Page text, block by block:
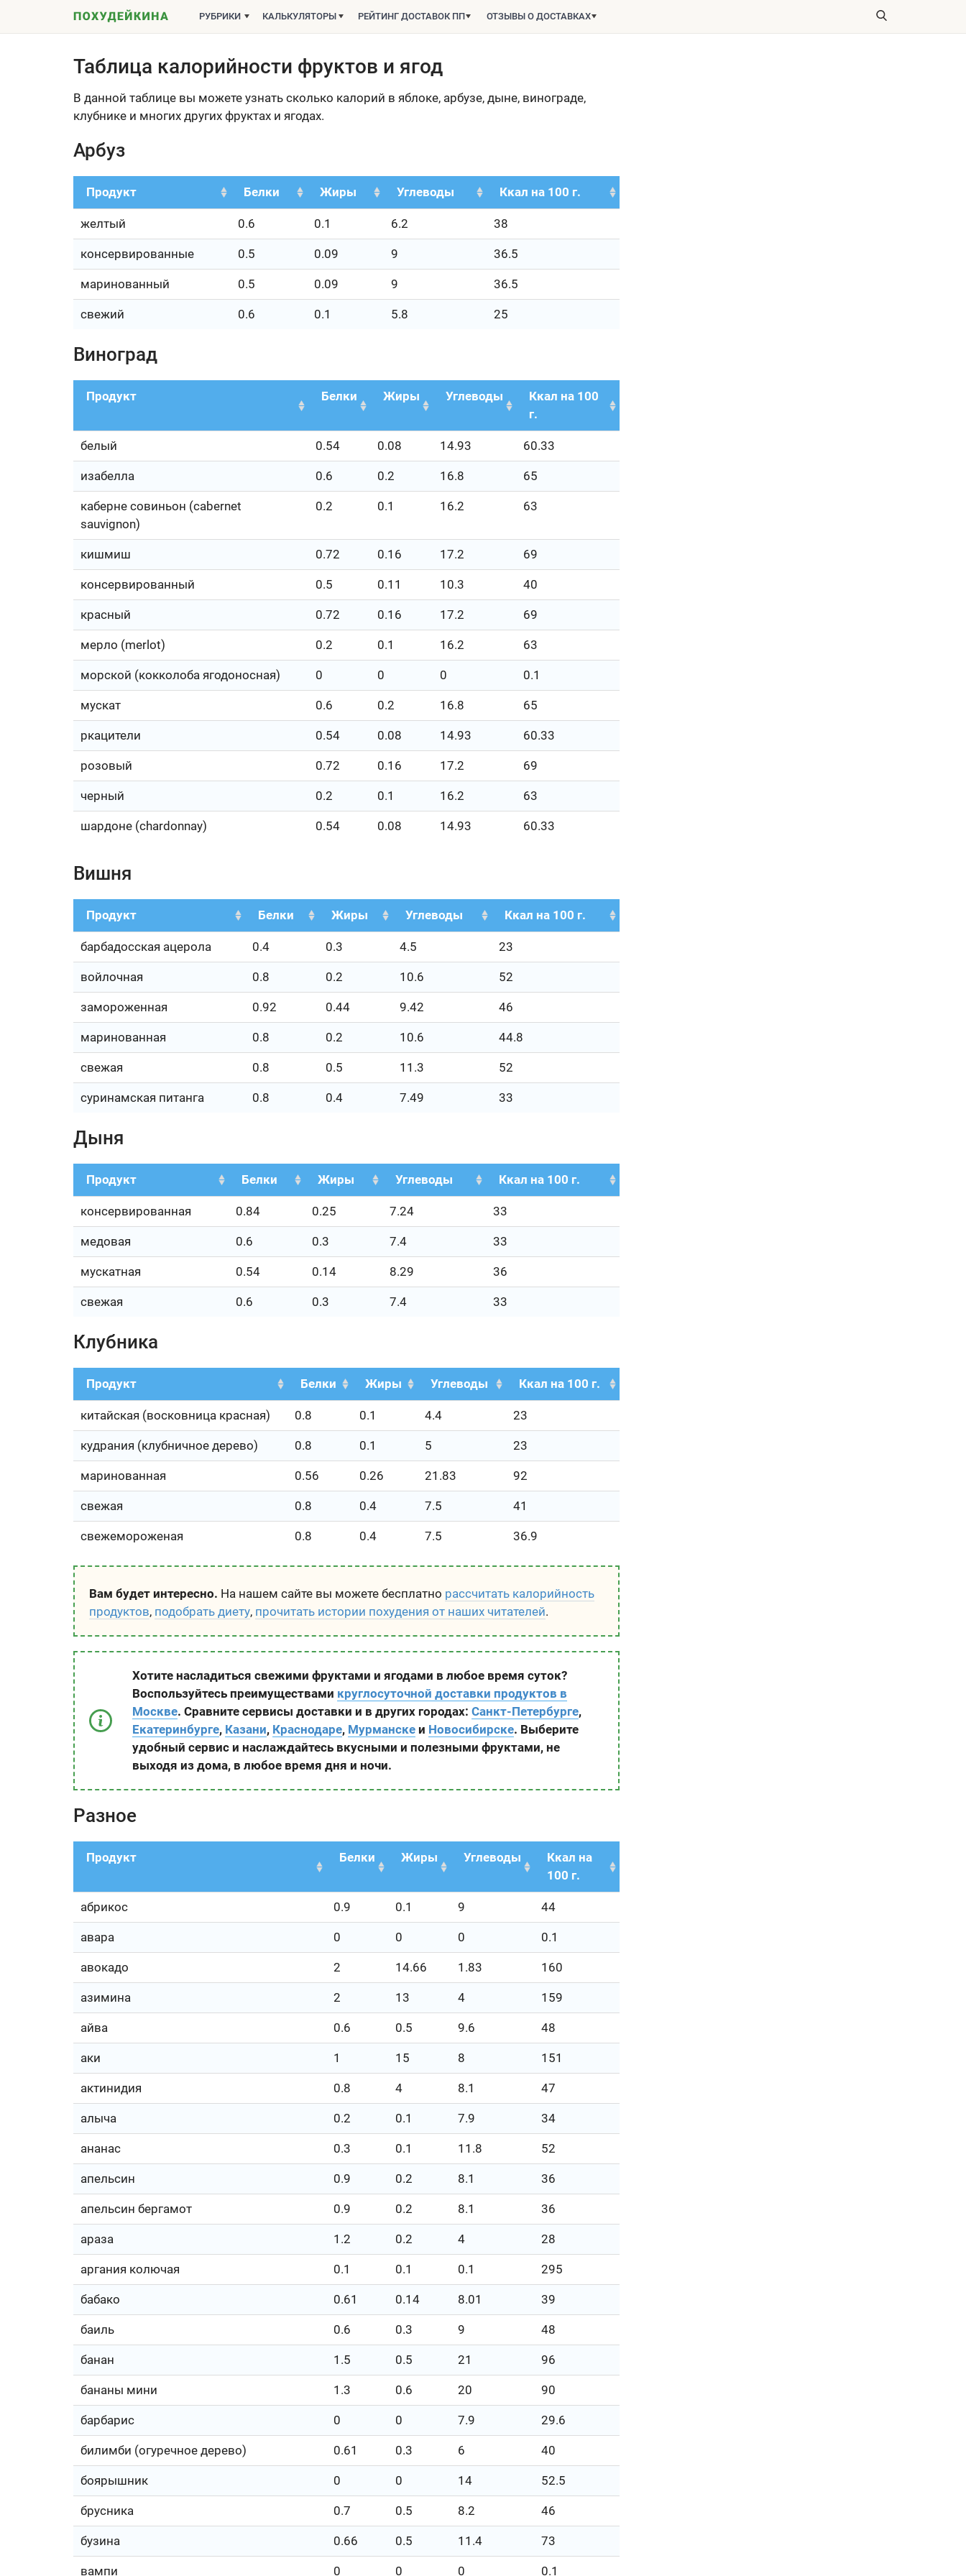
РУБРИКИ КАЛЬКУЛЯТОРЫ РЕЙТИНГ ДОСТАВОК ПП ОТЗЫВЫ О ДОСТАВКАХ
Таблица калорийности фруктов и ягод
В данной таблице вы можете узнать сколько калорий в яблоке, арбузе, дыне, винограде,
клубнике и многих других фруктах и ягодах.
Арбуз
Продукт Белки Жиры Углеводы Ккал на 100 г.
желтый 0.6 0.1 6.2 38
консервированные 0.5 0.09 9 36.5
маринованный 0.5 0.09 9 36.5
свежий 0.6 0.1 5.8 25
Виноград
Продукт Белки Жиры Углеводы
Ккал на 100
г.
белый 0.54 0.08 14.93 60.33
изабелла 0.6 0.2 16.8 65
каберне совиньон (cabernet
sauvignon)
0.2 0.1 16.2 63
кишмиш 0.72 0.16 17.2 69
консервированный 0.5 0.11 10.3 40
красный 0.72 0.16 17.2 69
мерло (merlot) 0.2 0.1 16.2 63
морской (кокколоба ягодоносная) 0 0 0 0.1
мускат 0.6 0.2 16.8 65
ркацители 0.54 0.08 14.93 60.33
розовый 0.72 0.16 17.2 69
черный 0.2 0.1 16.2 63
шардоне (chardonnay) 0.54 0.08 14.93 60.33
Вишня
Продукт Белки Жиры Углеводы Ккал на 100 г.
барбадосская ацерола 0.4 0.3 4.5 23
войлочная 0.8 0.2 10.6 52
замороженная 0.92 0.44 9.42 46
маринованная 0.8 0.2 10.6 44.8
свежая 0.8 0.5 11.3 52
суринамская питанга 0.8 0.4 7.49 33
Дыня
Продукт Белки Жиры Углеводы Ккал на 100 г.
консервированная 0.84 0.25 7.24 33
медовая 0.6 0.3 7.4 33
мускатная 0.54 0.14 8.29 36
свежая 0.6 0.3 7.4 33
Клубника
Продукт Белки Жиры Углеводы Ккал на 100 г.
китайская (восковница красная) 0.8 0.1 4.4 23
кудрания (клубничное дерево) 0.8 0.1 5 23
маринованная 0.56 0.26 21.83 92
свежая 0.8 0.4 7.5 41
свежемороженая 0.8 0.4 7.5 36.9
Вам будет интересно. На нашем сайте вы можете бесплатно рассчитать калорийность
продуктов, подобрать диету, прочитать истории похудения от наших читателей.
Хотите насладиться свежими фруктами и ягодами в любое время суток?
Воспользуйтесь преимуществами круглосуточной доставки продуктов в
Москве. Сравните сервисы доставки и в других городах: Санкт-Петербурге,
Екатеринбурге, Казани, Краснодаре, Мурманске и Новосибирске. Выберите
удобный сервис и наслаждайтесь вкусными и полезными фруктами, не
выходя из дома, в любое время дня и ночи.
Разное
Продукт Белки Жиры Углеводы
Ккал на
100 г.
абрикос 0.9 0.1 9 44
авара 0 0 0 0.1
авокадо 2 14.66 1.83 160
азимина 2 13 4 159
айва 0.6 0.5 9.6 48
аки 1 15 8 151
актинидия 0.8 4 8.1 47
алыча 0.2 0.1 7.9 34
ананас 0.3 0.1 11.8 52
апельсин 0.9 0.2 8.1 36
апельсин бергамот 0.9 0.2 8.1 36
араза 1.2 0.2 4 28
аргания колючая 0.1 0.1 0.1 295
бабако 0.61 0.14 8.01 39
баиль 0.6 0.3 9 48
банан 1.5 0.5 21 96
бананы мини 1.3 0.6 20 90
барбарис 0 0 7.9 29.6
билимби (огуречное дерево) 0.61 0.3 6 40
боярышник 0 0 14 52.5
брусника 0.7 0.5 8.2 46
бузина 0.66 0.5 11.4 73
вампи 0 0 0 0.1